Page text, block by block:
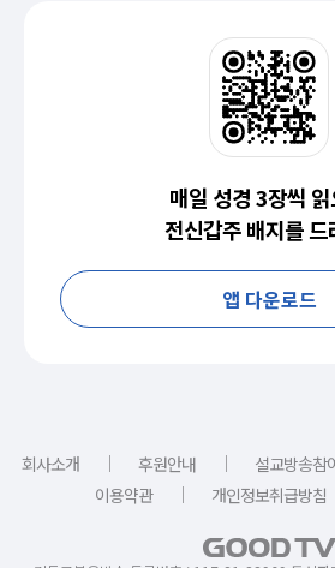
매일 성경 3장씩
전신갑주 배지를 드
앱 다운로드
회사소개 ｜ 후원안내 ｜ 설교방송참
이용약관
｜ 개인정보취급방침